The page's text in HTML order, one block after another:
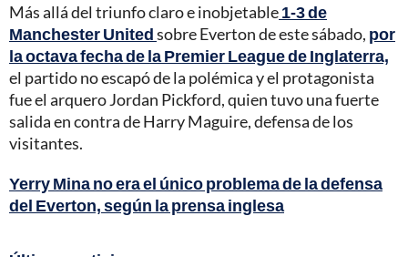
Más allá del triunfo claro e inobjetable1-3 de
Manchester Unitedsobre Everton de este sábado, por
la octava fecha de la Premier League de Inglaterra,
el partido no escapó de la polémica y el protagonista
fue el arquero Jordan Pickford, quien tuvo una fuerte
salida en contra de Harry Maguire, defensa de los
visitantes.
Yerry Mina no era el único problema de la defensa
del Everton, según la prensa inglesa